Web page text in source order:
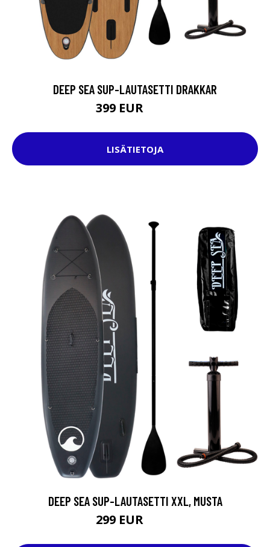
DEEP SEA SUP-LAUTASETTI DRAKKAR
399 EUR
LISÄTIETOJA
DEEP SEA SUP-LAUTASETTI XXL, MUSTA
299 EUR